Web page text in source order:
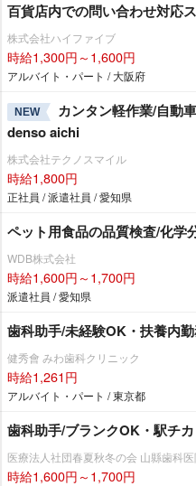
百貨店内での問い合わせ対応
株式会社ハイファイブ
時給1,300円～1,600円
アルバイト・パート / 大阪府
NEW
カンタン軽作業/自動
denso aichi
株式会社テクノスマイル
時給1,800円
正社員 / 派遣社員 / 愛知県
ペット用食品の品質検査/化学
WDB株式会社
時給1,600円～1,700円
派遣社員 / 愛知県
歯科助手/未経験OK・扶養内
健秀會 みわ歯科クリニック
時給1,261円
アルバイト・パート / 東京都
歯科助手/ブランクOK・駅チカ
医療法人社団春夏秋冬の会 山縣歯科医
時給1,600円～1,700円